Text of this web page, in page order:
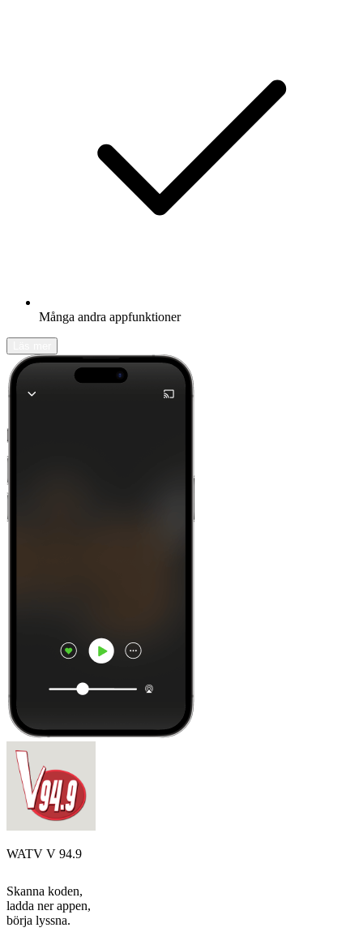
Många andra appfunktioner
WATV V 94.9
Skanna koden,
ladda ner appen,
börja lyssna.